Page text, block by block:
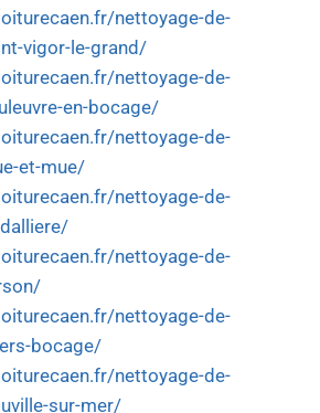
nettoyage-de-
vigor-le-grand/
nettoyage-de-
en-bocage/
nettoyage-de-
et-mue/
nettoyage-de-
nettoyage-de-
nettoyage-de-
bocage/
nettoyage-de-
sur-mer/